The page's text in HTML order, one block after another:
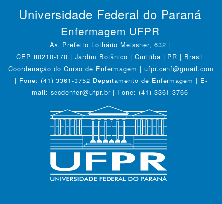
Universidade Federal do Paraná
Enfermagem UFPR
Av. Prefeito Lothário Meissner, 632 |
CEP 80210-170 | Jardim Botânico | Curitiba | PR | Brasil
Coordenação do Curso de Enfermagem | ufpr.cenf@gmail.com
| Fone: (41) 3361-3752 Departamento de Enfermagem | E-
mail: secdenfer@ufpr.br | Fone: (41) 3361-3766